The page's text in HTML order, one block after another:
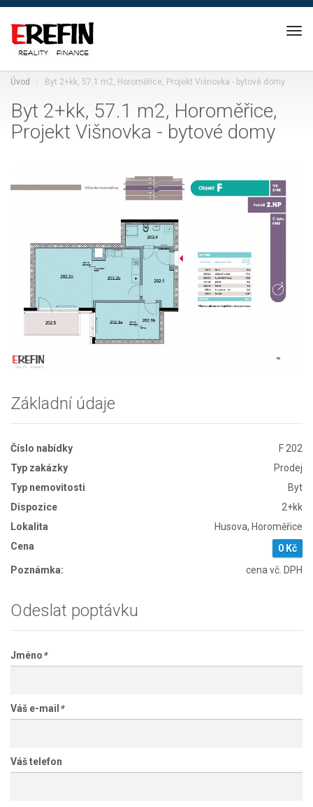
Úvod Byt 2+kk, 57.1 m2, Horoměřice, Projekt Višnovka - bytové domy
Byt 2+kk, 57.1 m2, Horoměřice,
Projekt Višnovka - bytové domy
Základní údaje
Číslo nabídky
F 202
Typ zakázky
Prodej
Typ nemovitosti
Byt
Dispozice
2+kk
Lokalita
Husova, Horoměřice
Cena
0 Kč
Poznámka:
cena vč. DPH
Odeslat poptávku
Jméno*
Váš e-mail *
Váš telefon